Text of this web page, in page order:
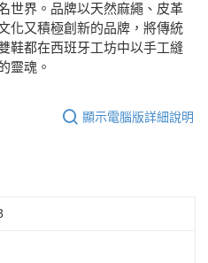
世界。品牌以天然麻繩、皮革
化又積極創新的品牌，將傳統
鞋都在西班牙工坊中以手工縫
靈魂。
顯示電腦版詳細說明